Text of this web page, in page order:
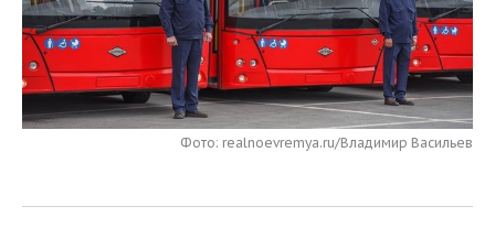
НЕФТЬ
ОПК
РОЗНИЧНАЯ ТОРГОВЛЯ
ТРАНСПОРТ
УСЛУГИ
НОВОСТИ ТЕХНОЛОГИЙ
IT
МЕДИА
МЕРОПРИЯТИЯ
НОВОСТИ МЕРОПРИЯТИЙ
ВЫЕЗДНАЯ РЕДАКЦИЯ
СПОРТ
НОВОСТИ СПОРТА
ОБЩЕСТВО
Фото: realnoevremya.ru/Владимир Васильев